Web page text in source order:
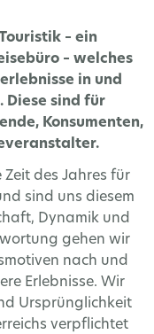
– ein
– welches
in und
sind für
Konsumenten,
des Jahres für
sind uns diesem
Dynamik und
gehen wir
nach und
Erlebnisse. Wir
Ursprünglichkeit
verpflichtet